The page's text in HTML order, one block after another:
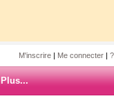
M'inscrire | Me connecter |
Plus...